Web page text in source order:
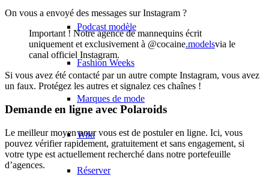
Podcast modèle
Fashion Weeks
Marques de mode
Wiki
Réserver
On vous a envoyé des messages sur Instagram ?
Important ! Notre agence de mannequins écrit
uniquement et exclusivement à @cocaine.modelsvia le
canal officiel Instagram.
Si vous avez été contacté par un autre compte Instagram, vous avez
un faux. Protégez les autres et signalez ces chaînes !
Demande en ligne avec Polaroids
Le meilleur moyen pour vous est de postuler en ligne. Ici, vous
pouvez vérifier rapidement, gratuitement et sans engagement, si
votre type est actuellement recherché dans notre portefeuille
d’agences.